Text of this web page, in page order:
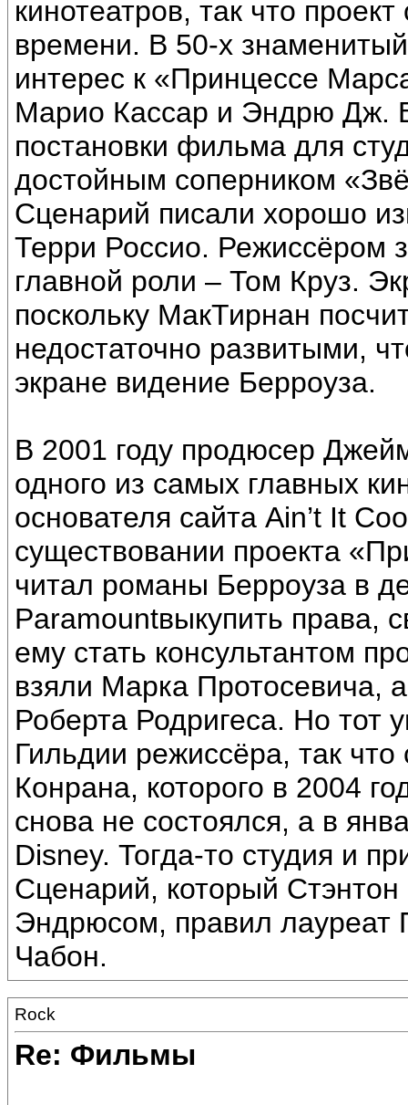
кинотеатров, так что
времени. В 50-х
интерес к «Принцессе
Марио Кассар и Эндрю Дж.
постановки фильма для
достойным соперником
Сценарий писали хорошо
Терри Россио. Режиссёром
главной роли – Том Круз.
поскольку МакТирнан
недостаточно развитыми,
экране видение Берроуза.
В 2001 году продюсер
одного из самых главных
основателя сайта Ain’t It
существовании проекта
читал романы Берроуза в
Paramountвыкупить права,
ему стать консультантом
взяли Марка Протосевича,
Роберта Родригеса. Но тот
Гильдии режиссёра, так
Конрана, которого в 2004
снова не состоялся, а в
Disney. Тогда-то студия и
Сценарий, который
Эндрюсом, правил лауреат
Чабон.
Rock
Re: Фильмы